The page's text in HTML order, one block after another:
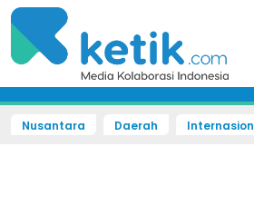
Nusantara Daerah